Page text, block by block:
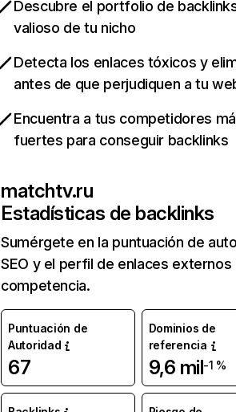
Descubre el portfolio de
valioso de tu nicho
Detecta los enlaces tóxicos y
antes de que perjudiquen a tu
Encuentra a tus competidores
fuertes para conseguir backlinks
matchtv.ru
Estadísticas de backlinks
Sumérgete en la puntuación de
SEO y el perfil de enlaces externos
competencia.
Puntuación de
Autoridad
67
Dominios de
referencia
9,6 mil-1 %